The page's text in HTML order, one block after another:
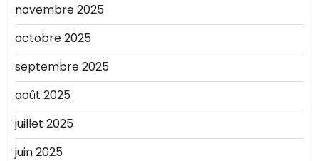
novembre 2025
octobre 2025
septembre 2025
août 2025
juillet 2025
juin 2025